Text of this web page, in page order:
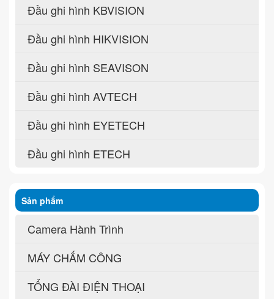
Đầu ghi hình KBVISION
Đầu ghi hình HIKVISION
Đầu ghi hình SEAVISON
Đầu ghi hình AVTECH
Đầu ghi hình EYETECH
Đầu ghi hình ETECH
Sản phẩm
Camera Hành Trình
MÁY CHẤM CÔNG
TỔNG ĐÀI ĐIỆN THOẠI